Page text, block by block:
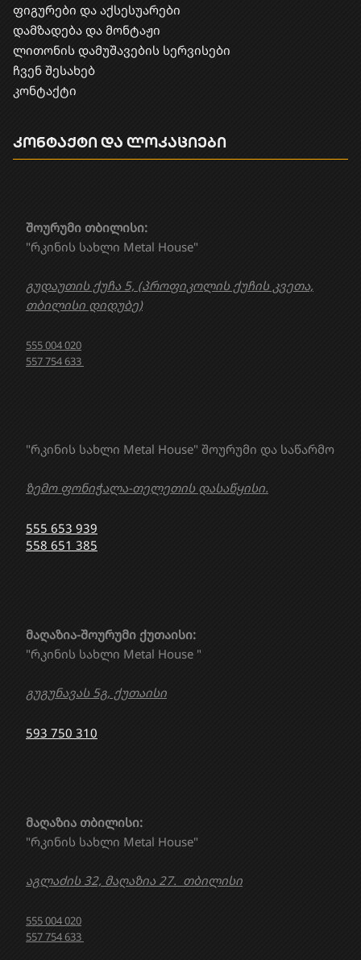
ფიგურები და აქსესუარები
დამზადება და მონტაჟი
​ლითონის დამუშავების სერვისები
ჩვენ შესახებ
კონტაქტი
"რკინის სახლი Metal House" შოურუმი და საწარმო
ზემო ფონიჭალა-თელეთის დასაწყისი.
555 653 939
558 651 385
მაღაზია თბილისი:
"რკინის სახლი Metal House"
აგლაძის 32, მაღაზია 27. თბილისი
555 004 020
557 754 633
მაღაზია-შოურუმი ქუთაისი:
"რკინის სახლი Metal House "
გუგუნავას 5გ, ქუთაისი
593 750 310
შოურუმი თბილისი:
"რკინის სახლი Metal House"
გუდაუთის ქუჩა 5, (პროფიკოლის ქუჩის კვეთა,
თბილისი დიდუბე)
555 004 020
557 754 633
კონტაქტი და ლოკაციები